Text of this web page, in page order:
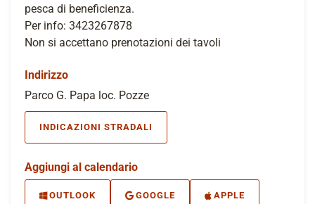
pesca di beneficienza.
Per info: 3423267878
Non si accettano prenotazioni dei tavoli
Indirizzo
Parco G. Papa loc. Pozze
INDICAZIONI STRADALI
Aggiungi al calendario
OUTLOOK GOOGLE APPLE